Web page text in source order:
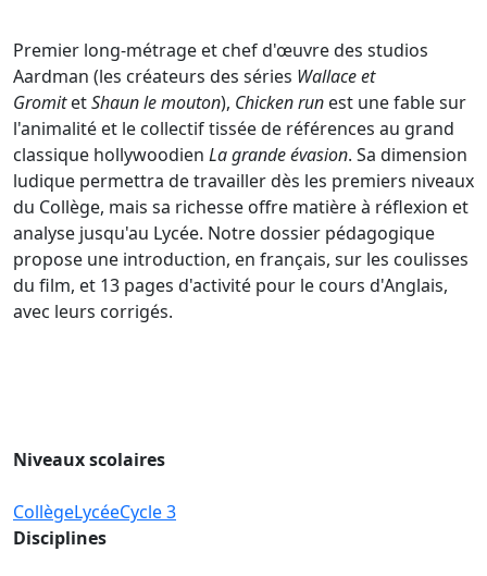
Premier long-métrage et chef d'œuvre des studios
Aardman (les créateurs des séries Wallace et
GromitetShaun le mouton), Chicken run est une fable sur
l'animalité et le collectif tissée de références au grand
classique hollywoodien La grande évasion. Sa dimension
ludique permettra de travailler dès les premiers niveaux
du Collège, mais sa richesse offre matière à réflexion et
analyse jusqu'au Lycée. Notre dossier pédagogique
propose une introduction, en français, sur les coulisses
du film, et 13 pages d'activité pour le cours d'Anglais,
avec leurs corrigés.
Niveaux scolaires
CollègeLycéeCycle 3
Disciplines